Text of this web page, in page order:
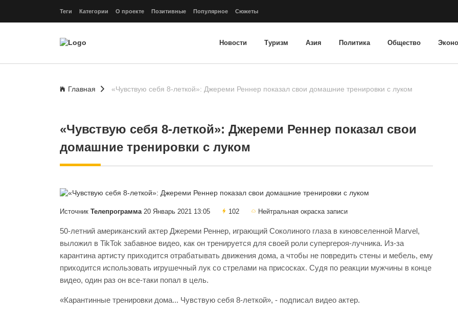
Теги Категории О проекте Позитивные Популярное Сюжеты
Новости Туризм Азия Политика Общество
Главная «Чувствую себя 8-леткой»: Джереми Реннер показал свои домашние тренировки с луком
«Чувствую себя 8-леткой»: Джереми Реннер показал свои
домашние тренировки с луком
Источник Телепрограмма20 Январь 2021 13:05 102 Нейтральная окраска записи
50-летний американский актер Джереми Реннер, играющий Соколиного глаза в киновселенной Marvel,
выложил в TikTok забавное видео, как он тренируется для своей роли супергероя-лучника. Из-за
карантина артисту приходится отрабатывать движения дома, а чтобы не повредить стены и мебель, ему
приходится использовать игрушечный лук со стрелами на присосках. Судя по реакции мужчины в конце
видео, один раз он все-таки попал в цель.
«Карантинные тренировки дома... Чувствую себя 8-леткой», - подписал видео актер.